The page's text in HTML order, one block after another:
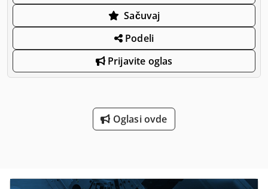
Sačuvaj
Podeli
Prijavite oglas
Oglasi ovde